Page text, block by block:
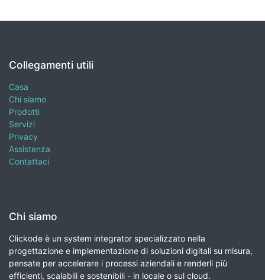
Collegamenti utili
Casa
Chi siamo
Prodotti
Servizi
Privacy
Assistenza
Contattaci
Chi siamo
Clickode è un system integrator specializzato nella
progettazione e implementazione di soluzioni digitali su misura,
pensate per accelerare i processi aziendali e renderli più
efficienti, scalabili e sostenibili - in locale o sul cloud.